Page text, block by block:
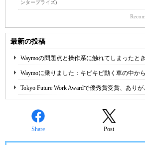
ンタープライズ)
最新の投稿
Waymoの問題点と操作系に触れてしまったと
Waymoに乗りました：キビキビ動く車の中か
Tokyo Future Work Awardで優秀賞受賞、あり
Share Post